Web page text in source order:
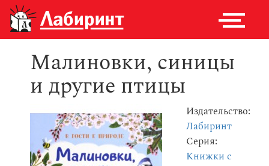
Малиновки, синицы
и другие птицы
Издательство:
Лабиринт
Серия:
Книжки с